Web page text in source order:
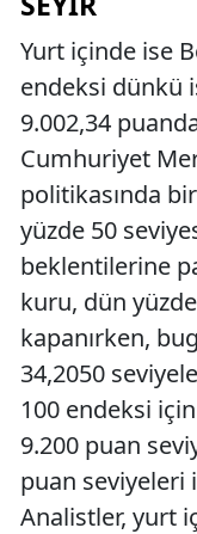
Yurt içinde ise
endeksi dünkü
9.002,34
Cumhuriyet
politikasında
yüzde 50
beklentilerine
kuru, dün
kapanırken,
34,2050
100 endeksi
9.200 puan
puan seviyeleri
Analistler, yurt